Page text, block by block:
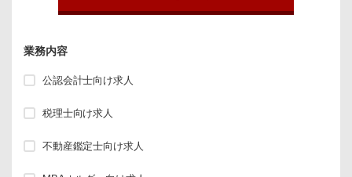
業務内容
公認会計士向け求人
税理士向け求人
不動産鑑定士向け求人